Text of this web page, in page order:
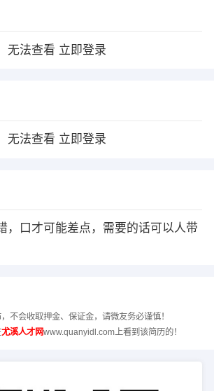
无法查看 立即登录
无法查看 立即登录
，口才可能差点，需要的话可以人带
不会收取押金、保证金，请微友务必谨慎！
尤溪人才网www.quanyidl.com上看到该简历的！